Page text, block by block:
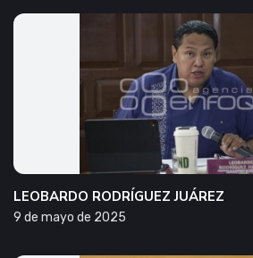
LEOBARDO RODRÍGUEZ JUÁREZ
9 de mayo de 2025